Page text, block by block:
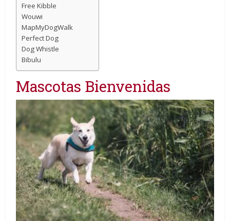
Free Kibble
Wouwi
MapMyDogWalk
Perfect Dog
Dog Whistle
Bibulu
Mascotas Bienvenidas